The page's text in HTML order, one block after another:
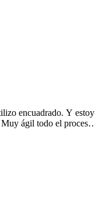
encuadrado. Y estoy
ágil todo el proceso
mucho mi trabajo.